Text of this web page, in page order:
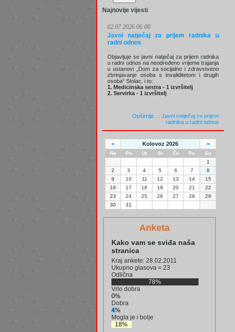
Najnovije vijesti
02.07.2026 06:00
Javni natječaj za prijem radnika u
radni odnos
Objavljuje se javni natječaj za prijem radnika
u radni odnos na neodređeno vrijeme trajanja
u ustanovi „Dom za socijalno i zdravstveno
zbrinjavanje osoba s invaliditetom i drugih
osoba“ Stolac, i to:
1. Medicinska sestra - 1 izvršitelj
2. Servirka - 1 izvršitelj
Opširnije ... Javni natječaj za prijem
radnika u radni odnos
< Kolovoz 2026 >
Ne Po Ut Sr Če Pe
Su
1
2
3 4 5 6 7
8
9
10 11 12 13 14
15
16
17 18 19 20 21
22
23
24 25 26 27 28
29
30
31
Anketa
Kako vam se sviđa naša
stranica
Kraj ankete: 28.02.2011
Ukupno glasova = 23
Odlična
78%
Vrlo dobra
0%
Dobra
4%
Mogla je i bolje
18%